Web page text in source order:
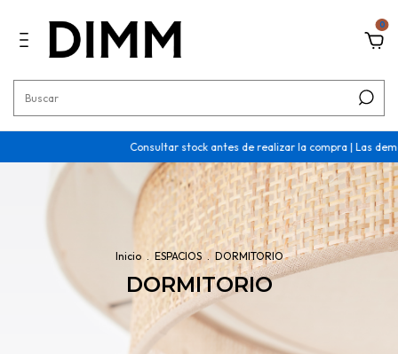
0
Consultar stock antes de realizar la compra | Las demoras son de
Inicio . ESPACIOS . DORMITORIO
DORMITORIO